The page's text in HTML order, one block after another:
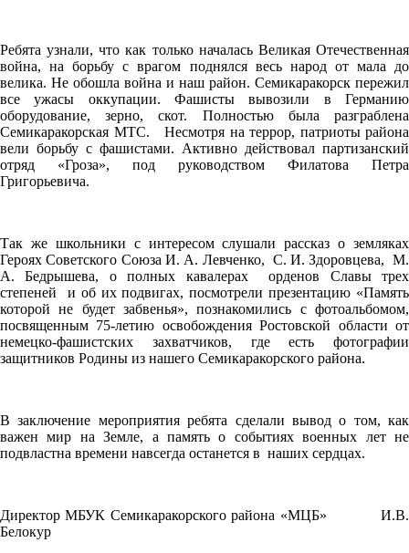
Ребята узнали, что как только началась Великая Отечественная
война, на борьбу с врагом поднялся весь народ от мала до
велика. Не обошла война и наш район. Семикаракорск пережил
все ужасы оккупации. Фашисты вывозили в Германию
оборудование, зерно, скот. Полностью была разграблена
Семикаракорская МТС. Несмотря на террор, патриоты района
вели борьбу с фашистами. Активно действовал партизанский
отряд «Гроза», под руководством Филатова Петра
Григорьевича.
Так же школьники с интересом слушали рассказ о земляках
Героях Советского Союза И. А. Левченко, С. И. Здоровцева, М.
А. Бедрышева, о полных кавалерах орденов Славы трех
степеней и об их подвигах, посмотрели презентацию «Память
которой не будет забвенья», познакомились с фотоальбомом,
посвященным 75-летию освобождения Ростовской области от
немецко-фашистских захватчиков, где есть фотографии
защитников Родины из нашего Семикаракорского района.
В заключение мероприятия ребята сделали вывод о том, как
важен мир на Земле, а память о событиях военных лет не
подвластна времени навсегда останется в наших сердцах.
Директор МБУК Семикаракорского района «МЦБ» И.В.
Белокур